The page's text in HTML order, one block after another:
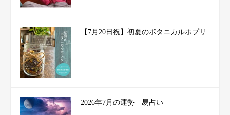
【7月20日祝】初夏のボタニカルポプリ
2026年7月の運勢 易占い